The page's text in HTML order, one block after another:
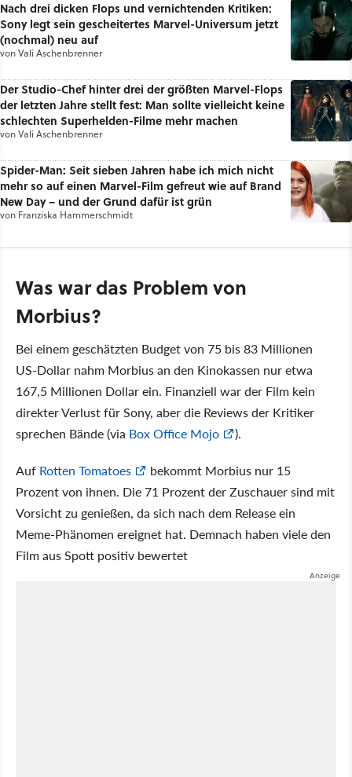
Nach drei dicken Flops und vernichtenden Kritiken:
Sony legt sein gescheitertes Marvel-Universum jetzt
(nochmal) neu auf
vonVali Aschenbrenner
Der Studio-Chef hinter drei der größten Marvel-Flops
der letzten Jahre stellt fest: Man sollte vielleicht keine
schlechten Superhelden-Filme mehr machen
vonVali Aschenbrenner
Spider-Man: Seit sieben Jahren habe ich mich nicht
mehr so auf einen Marvel-Film gefreut wie auf Brand
New Day – und der Grund dafür ist grün
von Franziska Hammerschmidt
Was war das Problem von
Morbius?
Bei einem geschätzten Budget von 75 bis 83 Millionen
US-Dollar nahm Morbius an den Kinokassen nur etwa
167,5 Millionen Dollar ein. Finanziell war der Film kein
direkter Verlust für Sony, aber die Reviews der Kritiker
sprechen Bände (via Box Office Mojo ).
Auf Rotten Tomatoes
bekommt Morbius nur 15
Prozent von ihnen. Die 71 Prozent der Zuschauer sind mit
Vorsicht zu genießen, da sich nach dem Release ein
Meme-Phänomen ereignet hat. Demnach haben viele den
Film aus Spott positiv bewertet